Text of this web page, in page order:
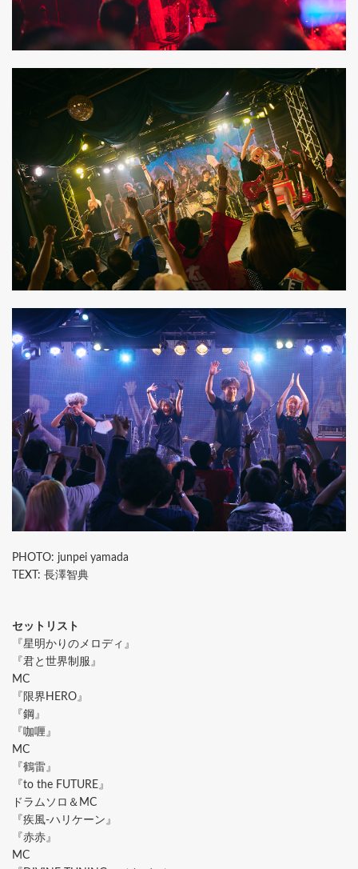
PHOTO: junpei yamada
TEXT: 長澤智典
セットリスト
『星明かりのメロディ』
『君と世界制服』
MC
『限界HERO』
『鋼』
『咖喱』
MC
『鶴雷』
『to the FUTURE』
ドラムソロ＆MC
『疾風-ハリケーン』
『赤赤』
MC